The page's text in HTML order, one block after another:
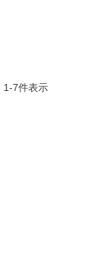
1-7件表示